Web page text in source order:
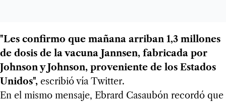
"Les confirmo que mañana arriban 1,3 millones
de dosis de la vacuna Jannsen, fabricada por
Johnson y Johnson, proveniente de los Estados
Unidos", escribió vía Twitter.
En el mismo mensaje, Ebrard Casaubón recordó que